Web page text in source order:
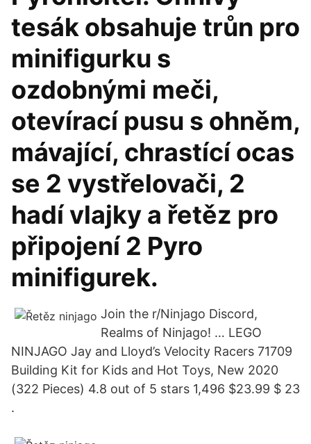
tesák obsahuje trůn pro
minifigurku s
ozdobnými meči,
otevírací pusu s ohněm,
mávající, chrastící ocas
se 2 vystřelovači, 2
hadí vlajky a řetěz pro
připojení 2 Pyro
minifigurek.
Join the r/Ninjago Discord,
Realms of Ninjago! … LEGO
NINJAGO Jay and Lloyd’s Velocity Racers 71709
Building Kit for Kids and Hot Toys, New 2020
(322 Pieces) 4.8 out of 5 stars 1,496 $23.99 $ 23
.